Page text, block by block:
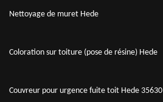
Nettoyage de muret Hede
Coloration sur toiture (pose de résine) Hede
Couvreur pour urgence fuite toit Hede 35630